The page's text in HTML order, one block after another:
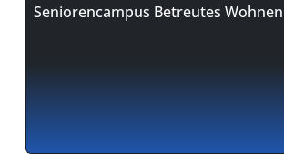
Seniorencampus Betreutes